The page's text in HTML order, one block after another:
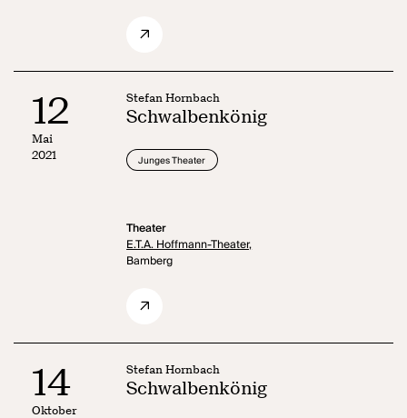
12
Mai
2021
Stefan Hornbach
Schwalbenkönig
Junges Theater
Theater
E.T.A. Hoffmann-Theater,
Bamberg
14
Oktober
Stefan Hornbach
Schwalbenkönig